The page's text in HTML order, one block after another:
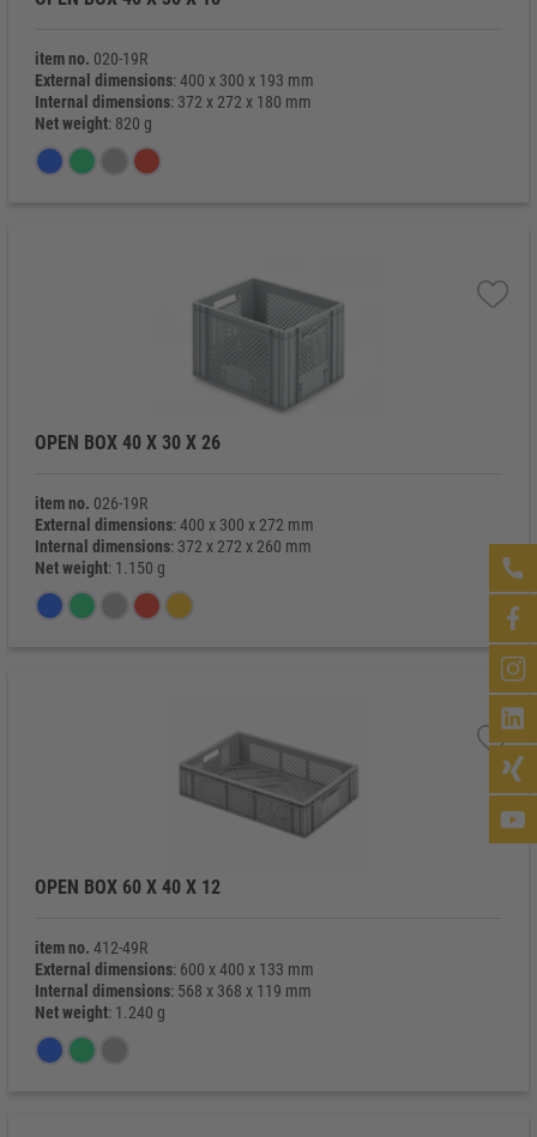
item no. 020-19R
External dimensions: 400 x 300 x 193 mm
Internal dimensions: 372 x 272 x 180 mm
Net weight: 820 g
OPEN BOX 40 X 30 X 26
item no. 026-19R
External dimensions: 400 x 300 x 272 mm
Internal dimensions: 372 x 272 x 260 mm
Net weight: 1.150 g
OPEN BOX 60 X 40 X 12
item no. 412-49R
External dimensions: 600 x 400 x 133 mm
Internal dimensions: 568 x 368 x 119 mm
Net weight: 1.240 g